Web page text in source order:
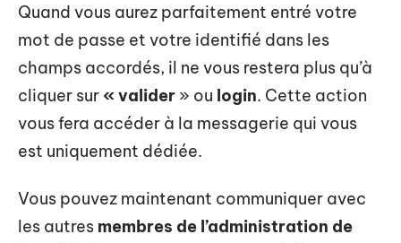
Quand vous aurez parfaitement entré votre
mot de passe et votre identifié dans les
champs accordés, il ne vous restera plus qu’à
cliquer sur « valider » ou login. Cette action
vous fera accéder à la messagerie qui vous
est uniquement dédiée.
Vous pouvez maintenant communiquer avec
les autres membres de l’administration de